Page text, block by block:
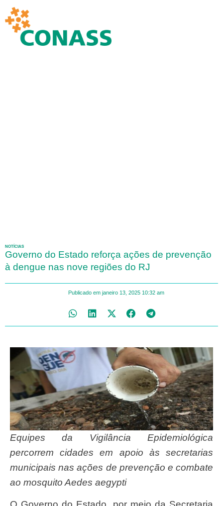
NOTÍCIAS
Governo do Estado reforça ações de prevenção
à dengue nas nove regiões do RJ
Publicado em janeiro 13, 2025 10:32 am
Equipes da Vigilância Epidemiológica
percorrem cidades em apoio às secretarias
municipais nas ações de prevenção e combate
ao mosquito Aedes aegypti